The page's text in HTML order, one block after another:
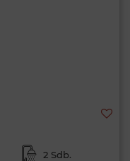
2 Sdb.